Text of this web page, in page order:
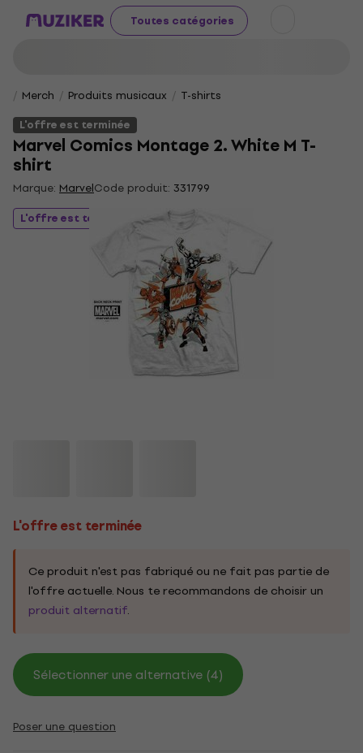
Toutes catégories
Merch Produits musicaux
T-shirts
L'offre est terminée
Marvel Comics Montage 2. White M T-
shirt
Marque: MarvelCode produit: 331799
L'offre est terminée
L'offre est terminée
Ce produit n'est pas fabriqué ou ne fait pas partie de
l'offre actuelle. Nous te recommandons de choisir un
produit alternatif.
Sélectionner une alternative (4)
Poser une question